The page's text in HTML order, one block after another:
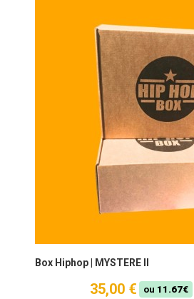
Box Hiphop | MYSTERE II
35,00 € ou 11.67€